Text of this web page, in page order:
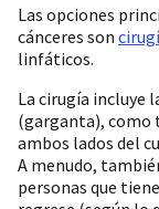
Las opciones
cánceres son
linfáticos.
La cirugía incluye
(garganta), como
ambos lados del
A menudo,
personas que